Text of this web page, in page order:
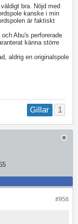
bra. Nöjd med
kanske i min
är faktiskt
Abu's perforerade
känna större
aldrig en originalspole
Gillar 1
#956